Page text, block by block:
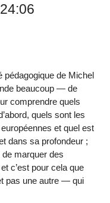
pédagogique de Michel
beaucoup — de
comprendre quels
quels sont les
et quel est
dans sa profondeur ;
de marquer des
c’est pour cela que
pas une autre — qui